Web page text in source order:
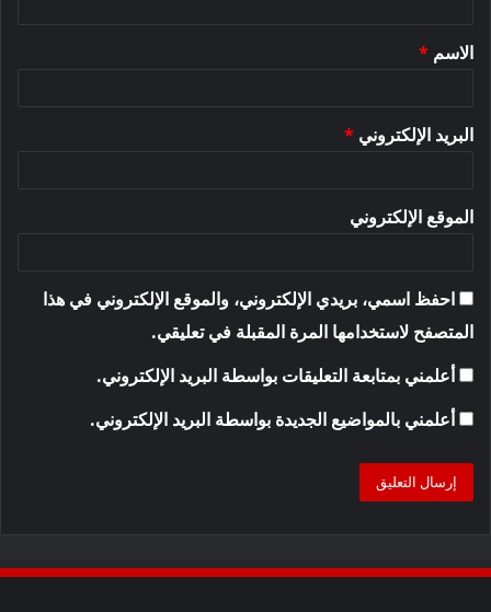
*
الاسم *
البريد الإلكتروني *
الموقع الإلكتروني
احفظ اسمي، بريدي الإلكتروني، والموقع الإلكتروني في هذا
المتصفح لاستخدامها المرة المقبلة في تعليقي.
أعلمني بمتابعة التعليقات بواسطة البريد الإلكتروني.
أعلمني بالمواضيع الجديدة بواسطة البريد الإلكتروني.